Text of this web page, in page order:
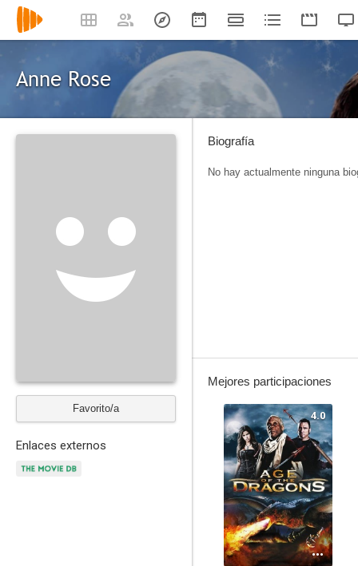
Anne Rose
Favorito/a
Enlaces externos
Biografía
No hay actualmente ninguna
Mejores participaciones
4.0